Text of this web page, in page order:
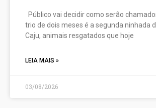
Público vai decidir como serão
trio de dois meses é a segunda ninhada
Caju, animais resgatados que hoje
LEIA MAIS »
03/08/2026